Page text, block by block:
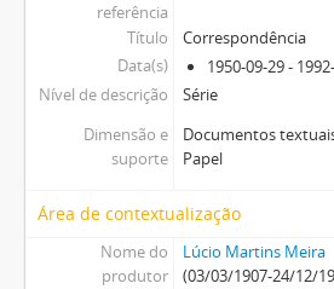
referência
Título
Correspondência
Data(s)
1950-09-29 -
Nível de descrição
Série
Dimensão e
suporte
Documentos
Papel
Área de contextualização
Nome do
produtor
Lúcio Martins Meira
(03/03/1907-24/12/